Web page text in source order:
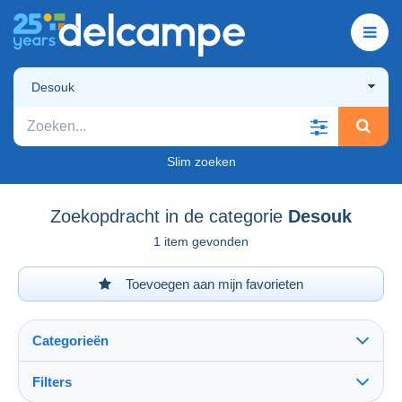
Desouk
Slim zoeken
Zoekopdracht in de categorie Desouk
1 item gevonden
Toevoegen aan mijn favorieten
Categorieën
Filters